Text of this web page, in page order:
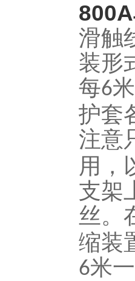
滑触
装形
每6
护套
注意
用，
支架
丝。
缩装
6米